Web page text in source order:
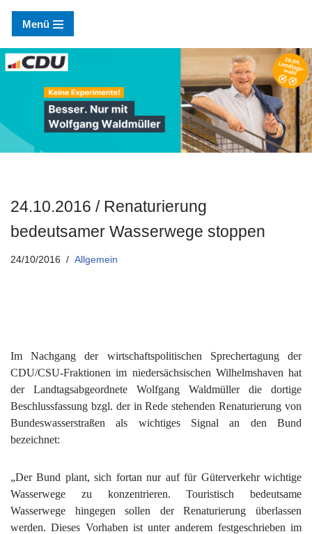
Zum
Inhalt
springen
Menü
24.10.2016 / Renaturierung
bedeutsamer Wasserwege stoppen
24/10/2016 Allgemein
Im Nachgang der wirtschaftspolitischen Sprechertagung der
CDU/CSU-Fraktionen im niedersächsischen Wilhelmshaven hat
der Landtagsabgeordnete Wolfgang Waldmüller die dortige
Beschlussfassung bzgl. der in Rede stehenden Renaturierung von
Bundeswasserstraßen als wichtiges Signal an den Bund
bezeichnet:
„Der Bund plant, sich fortan nur auf für Güterverkehr wichtige
Wasserwege zu konzentrieren. Touristisch bedeutsame
Wasserwege hingegen sollen der Renaturierung überlassen
werden. Dieses Vorhaben ist unter anderem festgeschrieben im